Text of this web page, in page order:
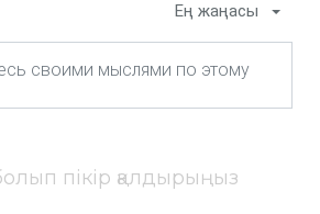
Ең жаңасы
пікір қалдырыңыз